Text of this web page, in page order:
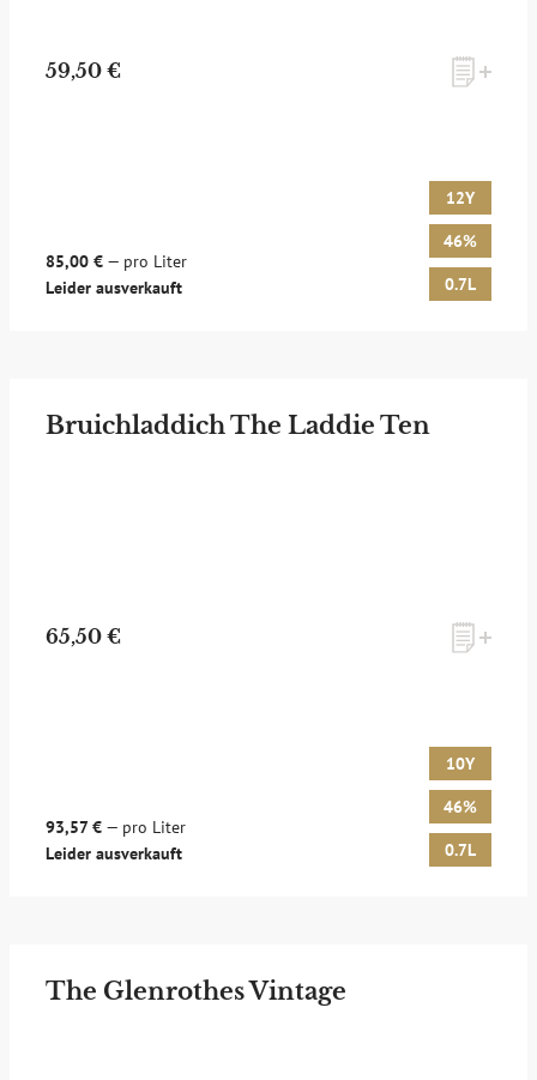
59,50 €
85,00 € — pro Liter
Leider ausverkauft
12Y
46%
0.7L
Bruichladdich The Laddie Ten
65,50 €
93,57 € — pro Liter
Leider ausverkauft
10Y
46%
0.7L
The Glenrothes Vintage